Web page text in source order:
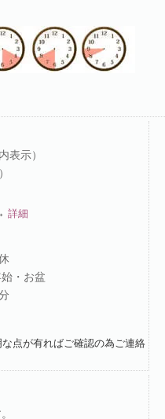
表示）
詳細
・お盆
点が有ればご確認の為ご連絡